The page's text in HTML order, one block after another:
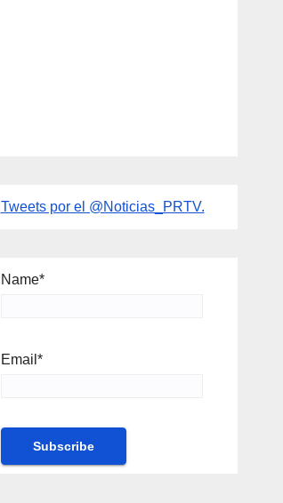
Tweets por el @Noticias_PRTV.
Name*
Email*